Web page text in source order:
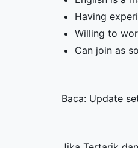
Having
Willing to
Can join as
Baca: Update